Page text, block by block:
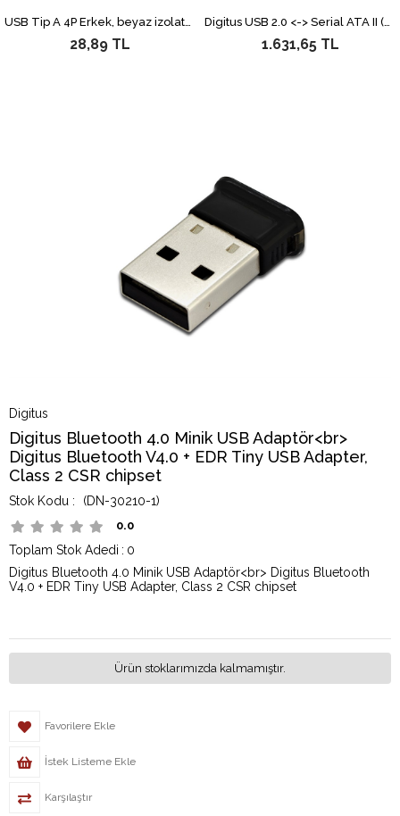
USB Tip A 4P Erkek, beyaz izolatör
28,89 TL
Digitus USB 2.0 <-> Serial ATA II (SATA II) Adaptörü
1.631,65 TL
Digitus
Digitus Bluetooth 4.0 Minik USB Adaptör<br>
Digitus Bluetooth V4.0 + EDR Tiny USB Adapter,
Class 2 CSR chipset
(DN-30210-1)
0.0
Toplam Stok Adedi : 0
Digitus Bluetooth 4.0 Minik USB Adaptör<br> Digitus Bluetooth
V4.0 + EDR Tiny USB Adapter, Class 2 CSR chipset
Ürün stoklarımızda kalmamıştır.
Favorilere Ekle
İstek Listeme Ekle
Karşılaştır